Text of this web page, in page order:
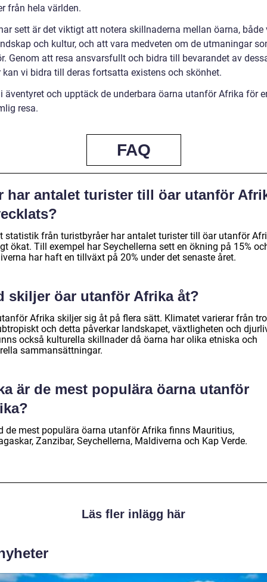
från hela världen.
sett är det viktigt att notera skillnaderna mellan öarna, både
och kultur, och att vara medveten om de utmaningar
Genom att resa ansvarsfullt och bidra till bevarandet av
kan vi bidra till deras fortsatta existens och skönhet.
äventyret och upptäck de underbara öarna utanför Afrika för
resa.
FAQ
har antalet turister till öar utanför
statistik från turistbyråer har antalet turister till öar utanför
ökat. Till exempel har Seychellerna sett en ökning på 15%
har haft en tillväxt på 20% under det senaste året.
skiljer öar utanför Afrika åt?
Afrika skiljer sig åt på flera sätt. Klimatet varierar från
och detta påverkar landskapet, växtligheten och
också kulturella skillnader då öarna har olika etniska och
sammansättningar.
är de mest populära öarna utanför
de mest populära öarna utanför Afrika finns Mauritius,
Zanzibar, Seychellerna, Maldiverna och Kap Verde.
Läs fler inlägg här